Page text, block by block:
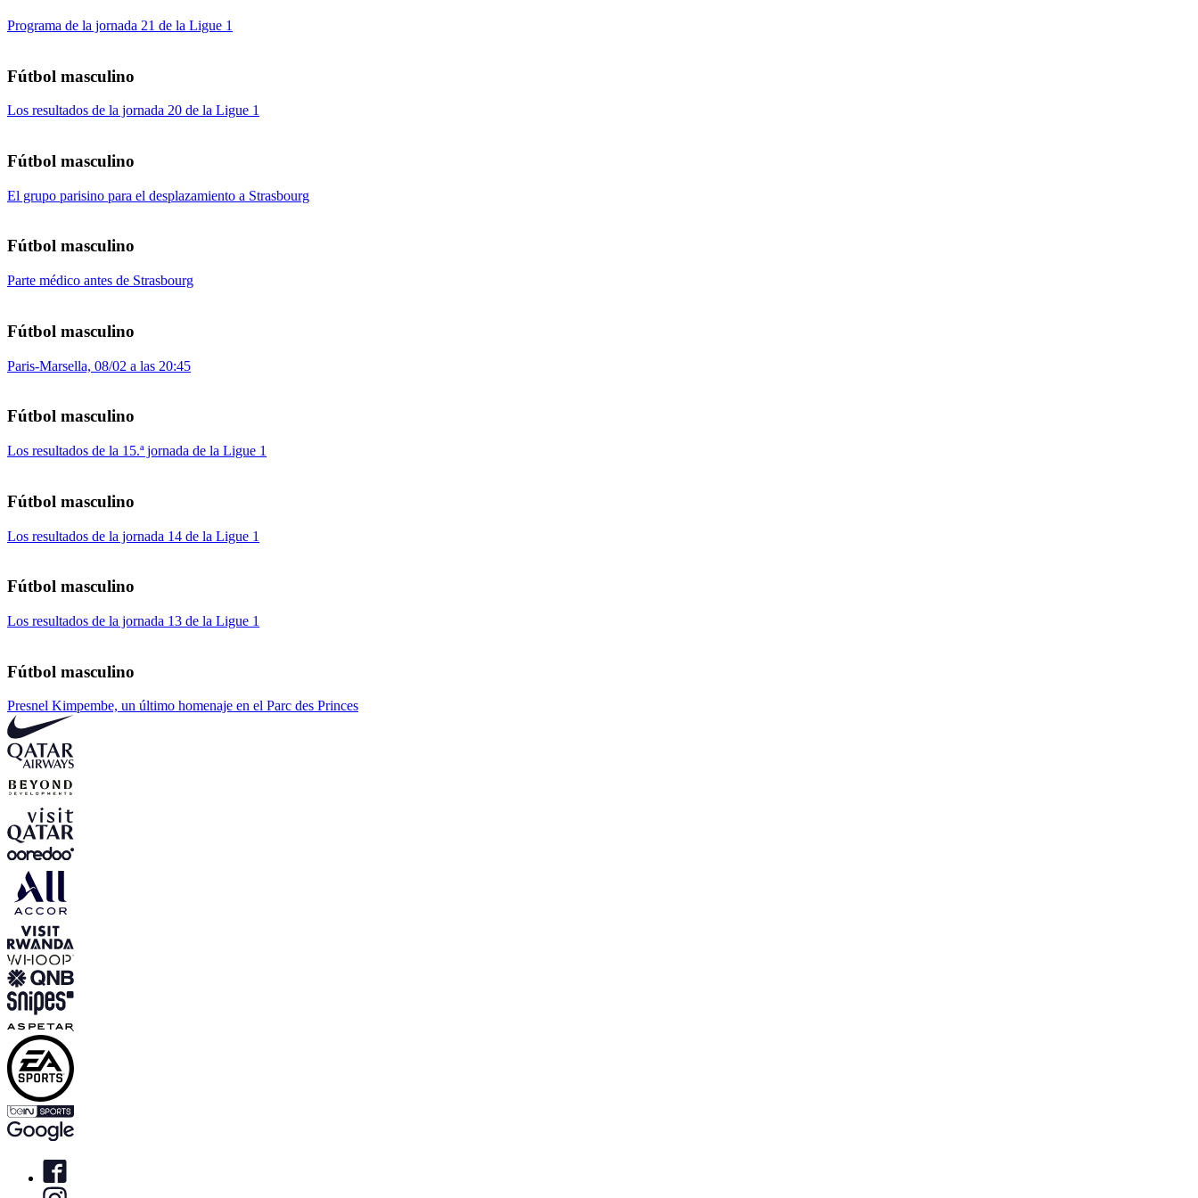
Programa de la jornada 21 de la Ligue 1
Fútbol masculino
Los resultados de la jornada 20 de la Ligue 1
Fútbol masculino
El grupo parisino para el desplazamiento a Strasbourg
Fútbol masculino
Parte médico antes de Strasbourg
Fútbol masculino
Paris-Marsella, 08/02 a las 20:45
Fútbol masculino
Los resultados de la 15.ª jornada de la Ligue 1
Fútbol masculino
Los resultados de la jornada 14 de la Ligue 1
Fútbol masculino
Los resultados de la jornada 13 de la Ligue 1
Fútbol masculino
Presnel Kimpembe, un último homenaje en el Parc des Princes